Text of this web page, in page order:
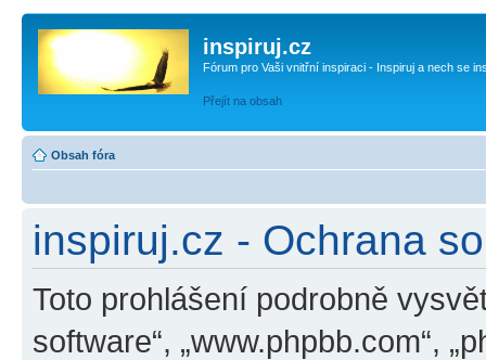
inspiruj.cz
Fórum pro Vaši vnitřní inspiraci - Inspiruj a nech se
Přejít na obsah
Obsah fóra
inspiruj.cz - Ochrana
Toto prohlášení podrobně
software“, „www.phpbb.com“,